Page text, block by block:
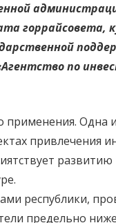
горрайсовета,
по
применения. Одна
привлечения
развитию
республики,
предельно